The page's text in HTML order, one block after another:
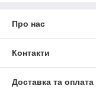
Про нас
Контакти
Доставка та оплата